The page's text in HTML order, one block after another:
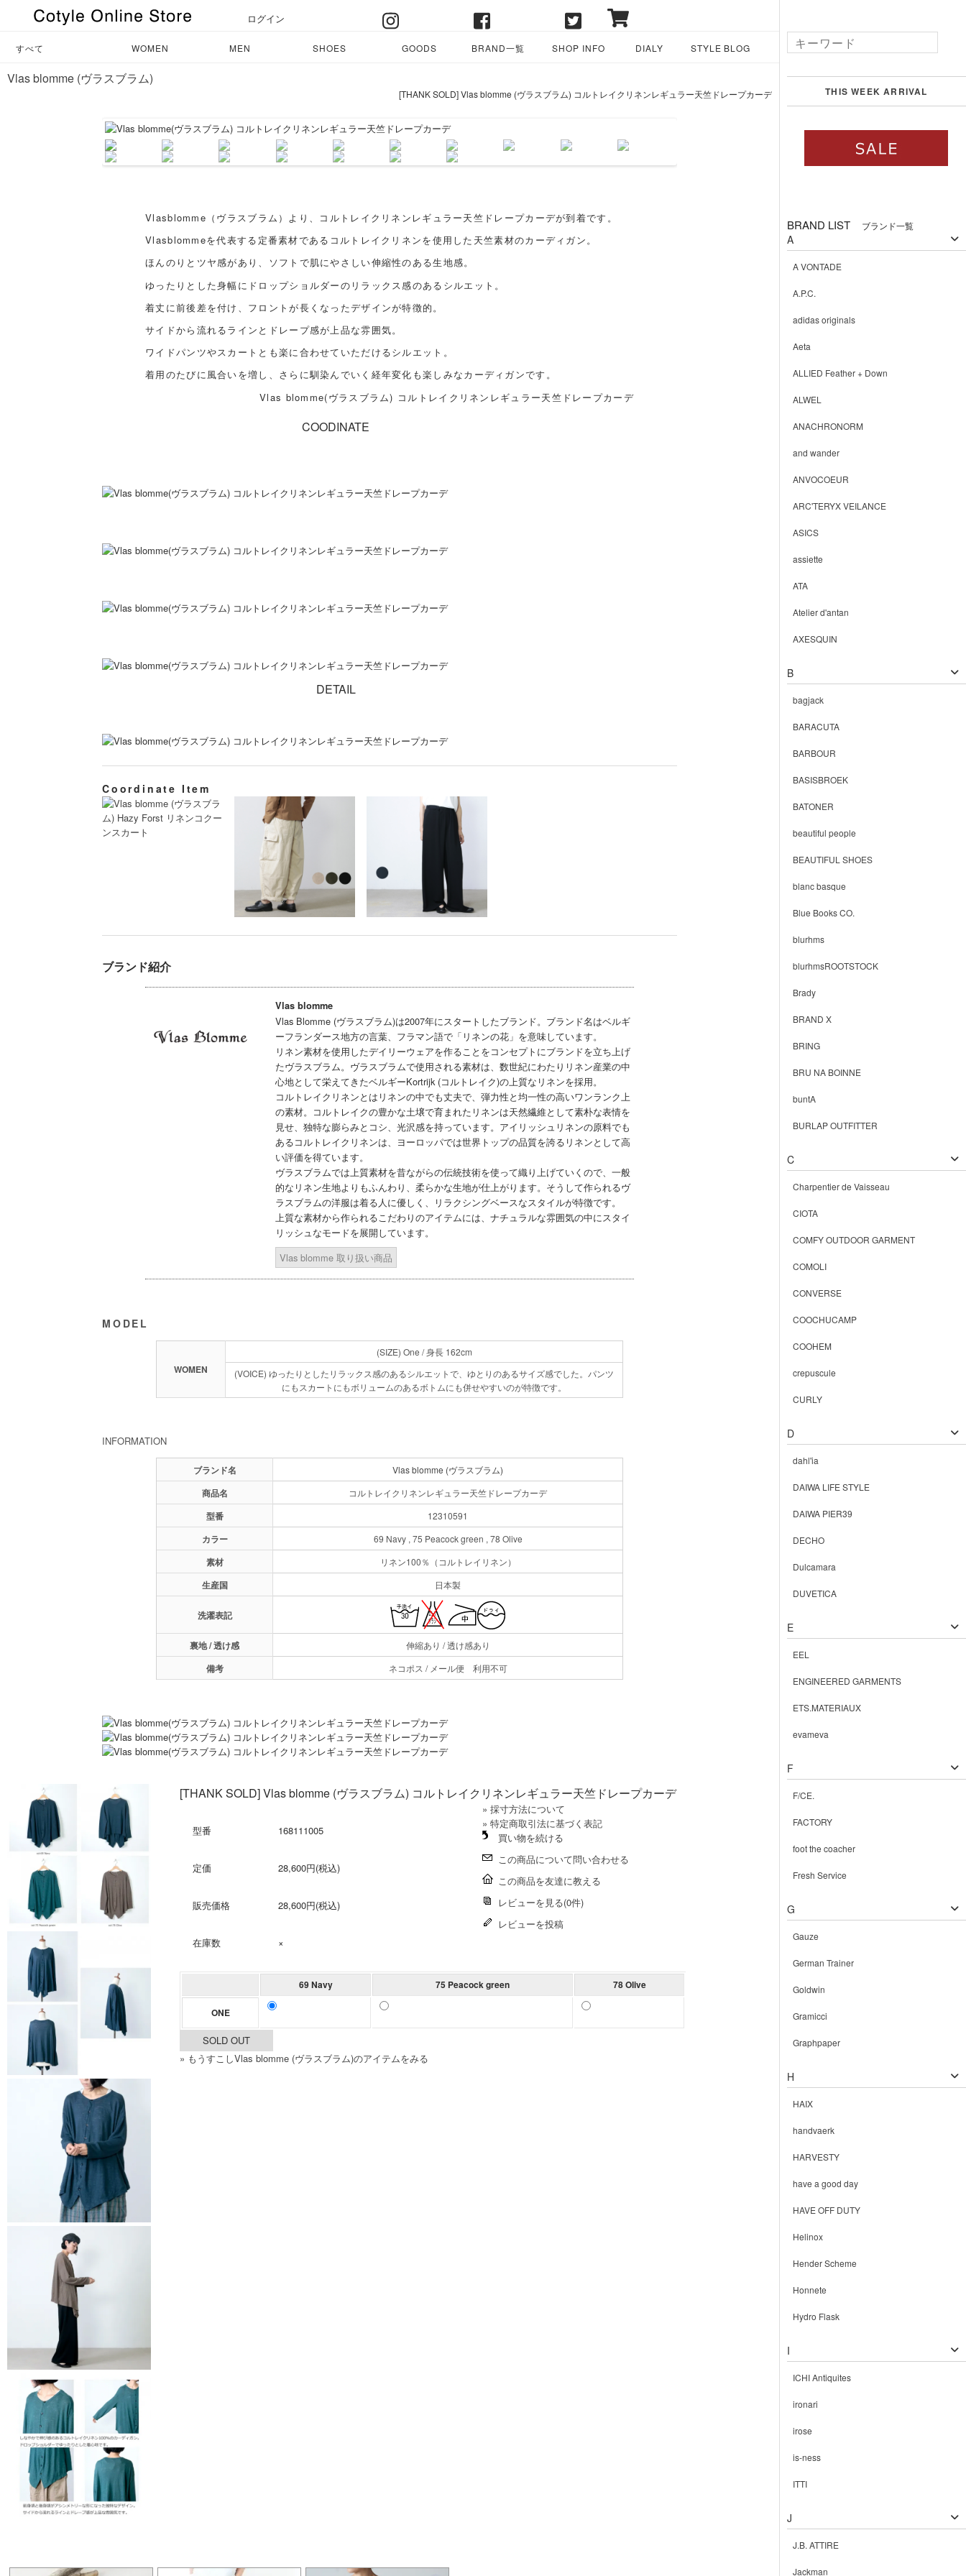
ログイン
すべて WOMEN MEN SHOES GOODS BRAND一覧 SHOP INFO DIALY STYLE BLOG
Vlas blomme (ヴラスブラム)
[THANK SOLD] Vlas blomme (ヴラスブラム) コルトレイクリネンレギュラー天竺ドレープカーデ
Vlasblomme（ヴラスブラム）より、コルトレイクリネンレギュラー天竺ドレープカーデが到着です。
Vlasblommeを代表する定番素材であるコルトレイクリネンを使用した天竺素材のカーディガン。
ほんのりとツヤ感があり、ソフトで肌にやさしい伸縮性のある生地感。
ゆったりとした身幅にドロップショルダーのリラックス感のあるシルエット。
着丈に前後差を付け、フロントが長くなったデザインが特徴的。
サイドから流れるラインとドレープ感が上品な雰囲気。
ワイドパンツやスカートとも楽に合わせていただけるシルエット。
着用のたびに風合いを増し、さらに馴染んでいく経年変化も楽しみなカーディガンです。
Vlas blomme(ヴラスブラム) コルトレイクリネンレギュラー天竺ドレープカーデ
COODINATE
DETAIL
Coordinate Item
ブランド紹介
Vlas blomme
Vlas Blomme (ヴラスブラム)は2007年にスタートしたブランド。ブランド名はベルギ
ーフランダース地方の言葉、フラマン語で「リネンの花」を意味しています。
リネン素材を使用したデイリーウェアを作ることをコンセプトにブランドを立ち上げ
たヴラスブラム。ヴラスブラムで使用される素材は、数世紀にわたりリネン産業の中
心地として栄えてきたベルギーKortrijk (コルトレイク)の上質なリネンを採用。
コルトレイクリネンとはリネンの中でも丈夫で、弾力性と均一性の高いワンランク上
の素材。コルトレイクの豊かな土壌で育まれたリネンは天然繊維として素朴な表情を
見せ、独特な膨らみとコシ、光沢感を持っています。アイリッシュリネンの原料でも
あるコルトレイクリネンは、ヨーロッパでは世界トップの品質を誇るリネンとして高
い評価を得ています。
ヴラスブラムでは上質素材を昔ながらの伝統技術を使って織り上げていくので、一般
的なリネン生地よりもふんわり、柔らかな生地が仕上がります。そうして作られるヴ
ラスブラムの洋服は着る人に優しく、リラクシングベースなスタイルが特徴です。
上質な素材から作られるこだわりのアイテムには、ナチュラルな雰囲気の中にスタイ
リッシュなモードを展開しています。
Vlas blomme 取り扱い商品
MODEL
WOMEN
(SIZE) One / 身長 162cm
(VOICE) ゆったりとしたリラックス感のあるシルエットで、ゆとりのあるサイズ感でした。パンツ
にもスカートにもボリュームのあるボトムにも併せやすいのが特徴です。
INFORMATION
ブランド名 Vlas blomme (ヴラスブラム)
商品名 コルトレイクリネンレギュラー天竺ドレープカーデ
型番 12310591
カラー 69 Navy , 75 Peacock green , 78 Olive
素材 リネン100％（コルトレイリネン）
生産国 日本製
洗濯表記
裏地 / 透け感 伸縮あり / 透け感あり
備考 ネコポス / メール便 利用不可
[THANK SOLD] Vlas blomme (ヴラスブラム) コルトレイクリネンレギュラー天竺ドレープカーデ
型番 168111005
定価 28,600円(税込)
販売価格 28,600円(税込)
在庫数 ×
» 採寸方法について
» 特定商取引法に基づく表記
買い物を続ける
この商品について問い合わせる
この商品を友達に教える
レビューを見る(0件)
レビューを投稿
69 Navy 75 Peacock green 78 Olive
ONE
SOLD OUT
» もうすこしVlas blomme (ヴラスブラム)のアイテムをみる
THIS WEEK ARRIVAL
BRAND LIST ブランド一覧
A
A VONTADE
A.P.C.
adidas originals
Aeta
ALLIED Feather + Down
ALWEL
ANACHRONORM
and wander
ANVOCOEUR
ARC'TERYX VEILANCE
ASICS
assiette
ATA
Atelier d'antan
AXESQUIN
B
bagjack
BARACUTA
BARBOUR
BASISBROEK
BATONER
beautiful people
BEAUTIFUL SHOES
blanc basque
Blue Books CO.
blurhms
blurhmsROOTSTOCK
Brady
BRAND X
BRING
BRU NA BOINNE
buntA
BURLAP OUTFITTER
C
Charpentier de Vaisseau
CIOTA
COMFY OUTDOOR GARMENT
COMOLI
CONVERSE
COOCHUCAMP
COOHEM
crepuscule
CURLY
D
dahl'ia
DAIWA LIFE STYLE
DAIWA PIER39
DECHO
Dulcamara
DUVETICA
E
EEL
ENGINEERED GARMENTS
ETS.MATERIAUX
evameva
F
F/CE.
FACTORY
foot the coacher
Fresh Service
G
Gauze
German Trainer
Goldwin
Gramicci
Graphpaper
H
HAIX
handvaerk
HARVESTY
have a good day
HAVE OFF DUTY
Helinox
Hender Scheme
Honnete
Hydro Flask
I
ICHI Antiquites
ironari
irose
is-ness
ITTI
J
J.B. ATTIRE
Jackman